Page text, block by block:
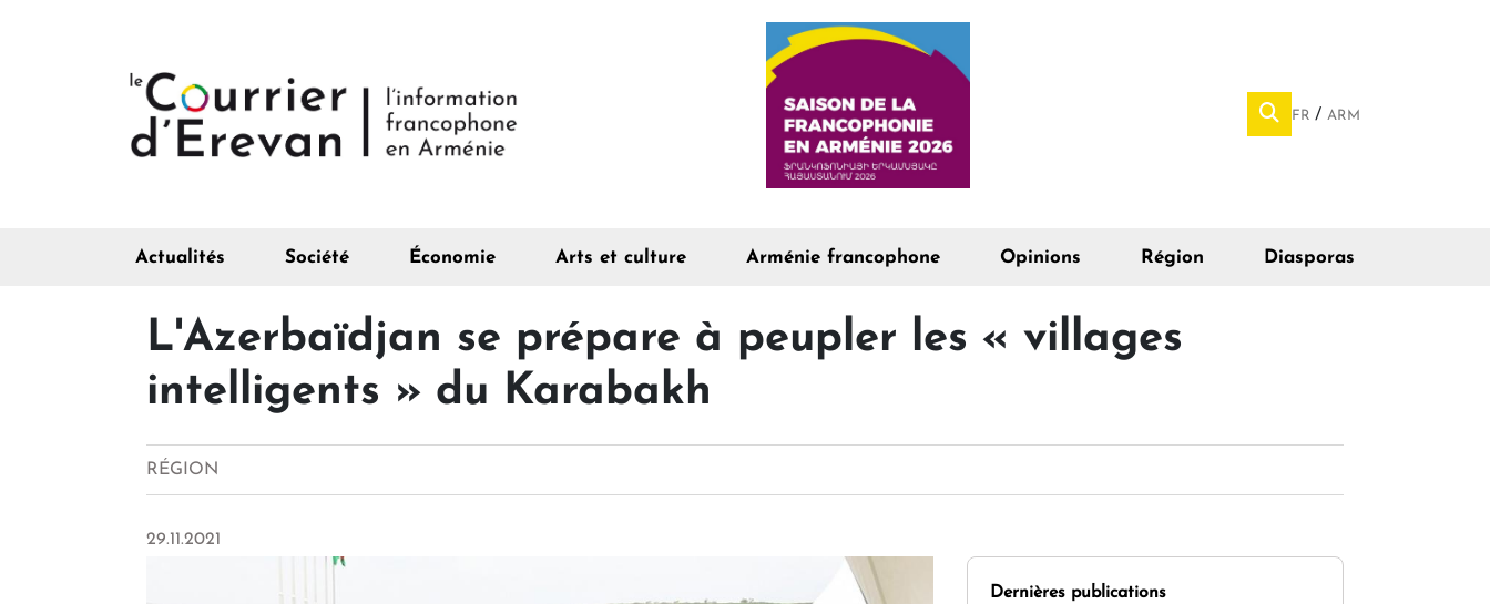
FR ARM
Actualités Société Économie Arts et culture Arménie francophone Opinions Région Diasporas
L'Azerbaïdjan se prépare à peupler les « villages
intelligents » du Karabakh
RÉGION
29.11.2021
Dernières publications